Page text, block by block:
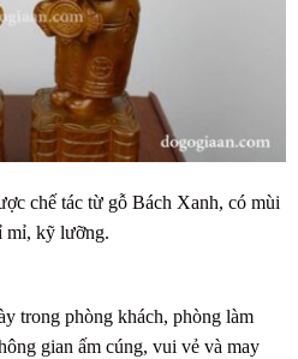
chế tác từ gỗ Bách Xanh, có mùi
mỉ, kỹ lưỡng.
trong phòng khách, phòng làm
gian ấm cúng, vui vẻ và may